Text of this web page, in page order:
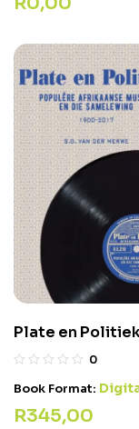
Plate en
0
Book Format:
R345,00